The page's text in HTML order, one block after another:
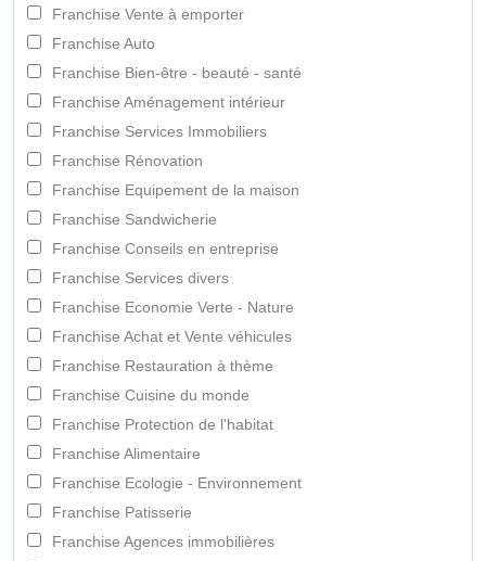
Franchise Vente à emporter
Franchise Auto
Franchise Bien-être - beauté - santé
Franchise Aménagement intérieur
Franchise Services Immobiliers
Franchise Rénovation
Franchise Equipement de la maison
Franchise Sandwicherie
Franchise Conseils en entreprise
Franchise Services divers
Franchise Economie Verte - Nature
Franchise Achat et Vente véhicules
Franchise Restauration à thème
Franchise Cuisine du monde
Franchise Protection de l'habitat
Franchise Alimentaire
Franchise Ecologie - Environnement
Franchise Patisserie
Franchise Agences immobilières